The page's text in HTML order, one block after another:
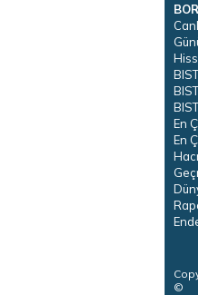
En
En
©